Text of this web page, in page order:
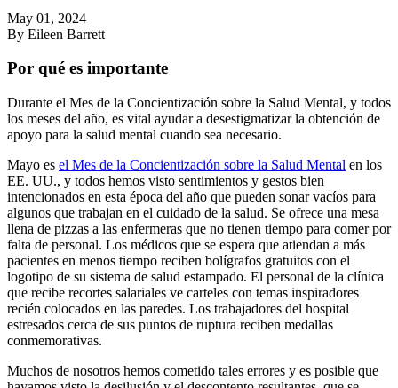
May 01, 2024
By Eileen Barrett
Por qué es importante
Durante el Mes de la Concientización sobre la Salud Mental, y todos
los meses del año, es vital ayudar a desestigmatizar la obtención de
apoyo para la salud mental cuando sea necesario.
Mayo es el Mes de la Concientización sobre la Salud Mental en los
EE. UU., y todos hemos visto sentimientos y gestos bien
intencionados en esta época del año que pueden sonar vacíos para
algunos que trabajan en el cuidado de la salud. Se ofrece una mesa
llena de pizzas a las enfermeras que no tienen tiempo para comer por
falta de personal. Los médicos que se espera que atiendan a más
pacientes en menos tiempo reciben bolígrafos gratuitos con el
logotipo de su sistema de salud estampado. El personal de la clínica
que recibe recortes salariales ve carteles con temas inspiradores
recién colocados en las paredes. Los trabajadores del hospital
estresados ​​cerca de sus puntos de ruptura reciben medallas
conmemorativas.
Muchos de nosotros hemos cometido tales errores y es posible que